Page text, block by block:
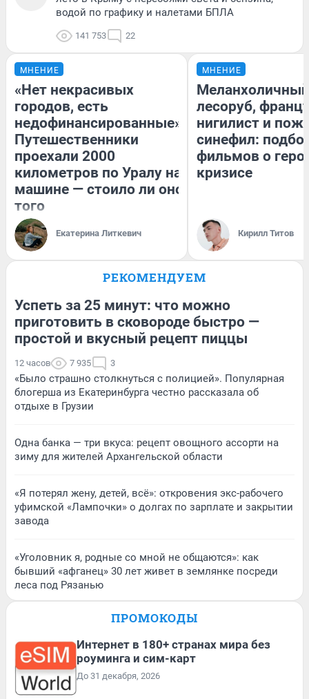
водой по графику и налетами БПЛА
141 753 22
МНЕНИЕ
«Нет некрасивых
городов, есть
недофинансированные».
Путешественники
проехали 2000
километров по Уралу на
машине — стоило ли оно
того
Екатерина Литкевич
МНЕНИЕ
Меланхоличный
лесоруб,
нигилист и
синефил:
фильмов о
кризисе
Кирилл Титов
РЕКОМЕНДУЕМ
Успеть за 25 минут: что можно
приготовить в сковороде быстро —
простой и вкусный рецепт пиццы
12 часов 7 935 3
«Было страшно столкнуться с полицией». Популярная
блогерша из Екатеринбурга честно рассказала об
отдыхе в Грузии
Одна банка — три вкуса: рецепт овощного ассорти на
зиму для жителей Архангельской области
«Я потерял жену, детей, всё»: откровения экс-рабочего
уфимской «Лампочки» о долгах по зарплате и закрытии
завода
«Уголовник я, родные со мной не общаются»: как
бывший «афганец» 30 лет живет в землянке посреди
леса под Рязанью
ПРОМОКОДЫ
Интернет в 180+ странах мира без
роуминга и сим-карт
До 31 декабря, 2026